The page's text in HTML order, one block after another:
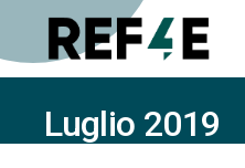
Luglio 2019